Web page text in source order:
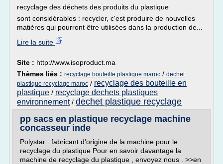
recyclage des déchets des produits du plastique
sont considérables : recycler, c'est produire de nouvelles
matières qui pourront être utilisées dans la production de...
Lire la suite
Site : http://www.isoproduct.ma
Thèmes liés : recyclage bouteille plastique maroc / dechet
plastique recyclage maroc / recyclage des bouteille en
plastique / recyclage dechets plastiques
environnement/ dechet plastique recyclage
pp sacs en plastique recyclage machine
concasseur inde
Polystar : fabricant d'origine de la machine pour le
recyclage du plastique Pour en savoir davantage la
machine de recyclage du plastique , envoyez nous . >>en